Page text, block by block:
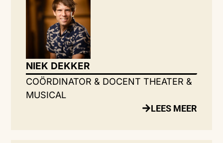
NIEK DEKKER
COÖRDINATOR & DOCENT THEATER &
MUSICAL
LEES MEER